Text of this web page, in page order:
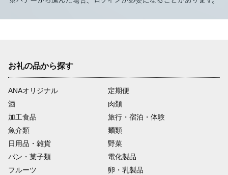
お礼の品から探す
ANAオリジナル
定期便
酒
肉類
加工食品
旅行・宿泊・体験
魚介類
麺類
日用品・雑貨
野菜
パン・菓子類
電化製品
フルーツ
卵・乳製品